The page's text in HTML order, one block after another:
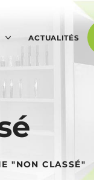
ACTUALITÉS
"NON CLASSÉ"